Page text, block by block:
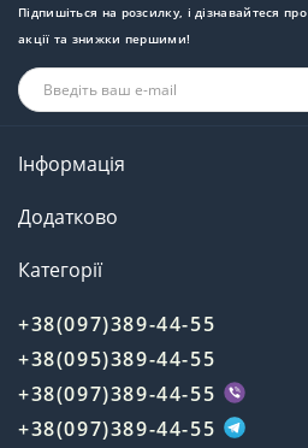
Підпишіться на розсилку, і дізнавайтеся про
акції та знижки першими!
Інформація
Додатково
Категорії
+38(097)389-44-55
+38(095)389-44-55
+38(097)389-44-55
+38(097)389-44-55